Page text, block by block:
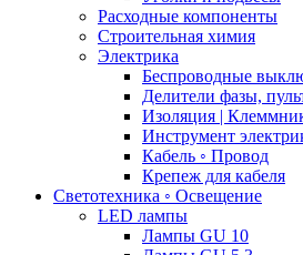
Расходные компоненты
Строительная химия
Электрика
Беспроводные
Делители фазы,
Изоляция |
Инструмент
Кабель ◦ Провод
Крепеж для кабеля
Светотехника ◦ Освещение
LED лампы
Лампы GU 10